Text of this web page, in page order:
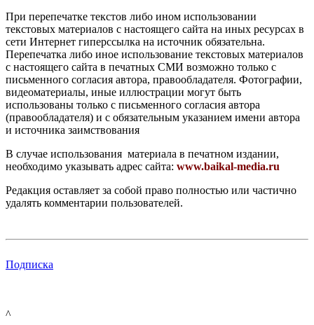
При перепечатке текстов либо ином использовании
текстовых материалов с настоящего сайта на иных ресурсах в
сети Интернет гиперссылка на источник обязательна.
Перепечатка либо иное использование текстовых материалов
с настоящего сайта в печатных СМИ возможно только с
письменного согласия автора, правообладателя. Фотографии,
видеоматериалы, иные иллюстрации могут быть
использованы только с письменного согласия автора
(правообладателя) и с обязательным указанием имени автора
и источника заимствования
В случае использования материала в печатном издании,
необходимо указывать адрес сайта: www.baikal-media.ru
Редакция оставляет за собой право полностью или частично
удалять комментарии пользователей.
Подписка
^